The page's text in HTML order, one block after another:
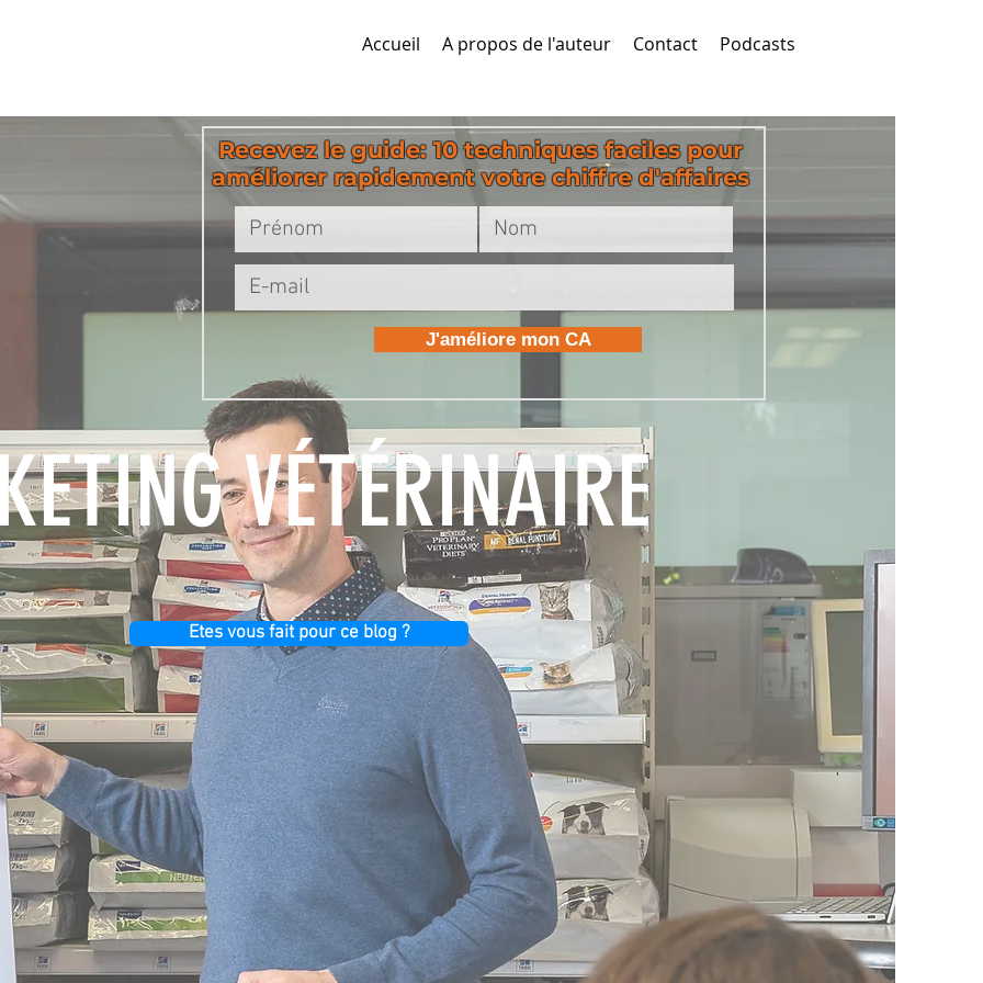
Accueil A propos de l'auteur Contact Podcasts
VÉTÉRINAIRE
Etes vous fait pour ce blog ?
Recevez le guide: 10 techniques faciles pour
améliorer rapidement votre chiffre d'affaires
J'améliore mon CA